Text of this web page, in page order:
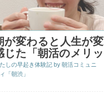
が変わると人生が
じた「朝活のメリ
しの早起き体験記 by 朝活コミュニ
「朝渋」